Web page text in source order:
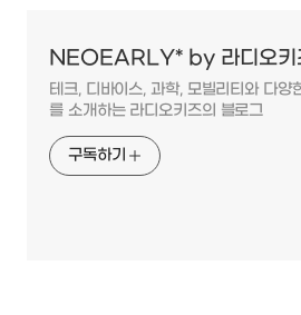
NEOEARLY* by 라디오키
테크, 디바이스, 과학, 모빌리티와 다양
를 소개하는 라디오키즈의 블로그
구독하기